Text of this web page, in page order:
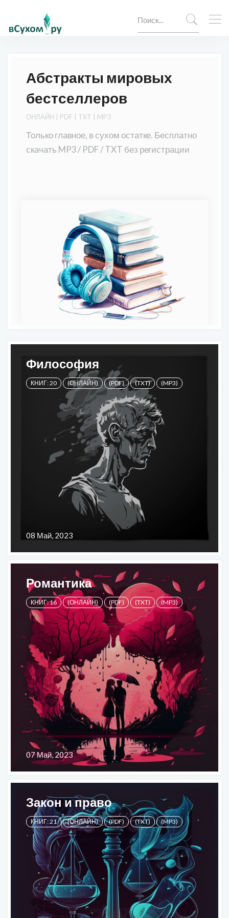
Абстракты мировых
бестселлеров
ОНЛАЙН | PDF | TXT | MP3
Только главное, в сухом остатке. Бесплатно
скачать MP3 / PDF / TXT без регистрации
Философия
КНИГ: 20 (ОНЛАЙН) (PDF) (TXT) (MP3)
08 Май, 2023
Романтика
КНИГ: 16 (ОНЛАЙН) (PDF) (TXT) (MP3)
07 Май, 2023
Закон и право
КНИГ: 21 (ОНЛАЙН) (PDF) (TXT) (MP3)